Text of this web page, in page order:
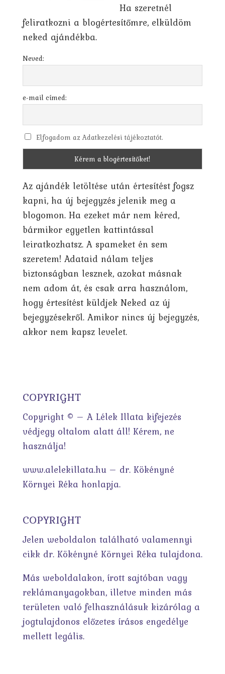
Ha szeretnél
feliratkozni a blogértesítőmre, elküldöm
neked ajándékba.
Neved:
e-mail címed:
Elfogadom az Adatkezelési tájékoztatót.
Az ajándék letöltése után értesítést fogsz
kapni, ha új bejegyzés jelenik meg a
blogomon. Ha ezeket már nem kéred,
bármikor egyetlen kattintással
leiratkozhatsz. A spameket én sem
szeretem! Adataid nálam teljes
biztonságban lesznek, azokat másnak
nem adom át, és csak arra használom,
hogy értesítést küldjek Neked az új
bejegyzésekről. Amikor nincs új bejegyzés,
akkor nem kapsz levelet.
COPYRIGHT
Copyright © – A Lélek Illata kifejezés
védjegy oltalom alatt áll! Kérem, ne
használja!
www.alelekillata.hu – dr. Kökényné
Környei Réka honlapja.
COPYRIGHT
Jelen weboldalon található valamennyi
cikk dr. Kökényné Környei Réka tulajdona.
Más weboldalakon, írott sajtóban vagy
reklámanyagokban, illetve minden más
területen való felhasználásuk kizárólag a
jogtulajdonos előzetes írásos engedélye
mellett legális.